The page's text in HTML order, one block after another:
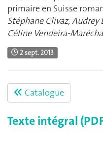
primaire en Suisse
Stéphane Clivaz, Audrey
Céline Vendeira-
2 sept. 2013
Catalogue
Texte intégral